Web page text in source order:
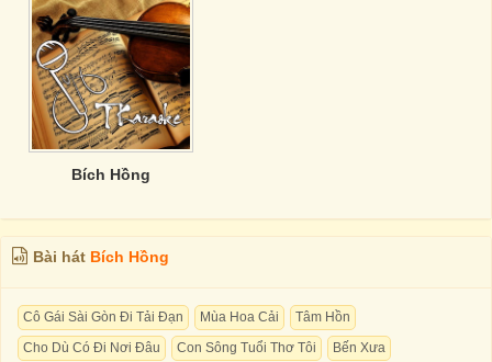
Bích Hồng
Bài hát Bích Hồng
Cô Gái Sài Gòn Đi Tải Đạn Mùa Hoa Cải
Tâm Hồn
Cho Dù Có Đi Nơi Đâu
Con Sông Tuổi Thơ Tôi
Bến Xưa